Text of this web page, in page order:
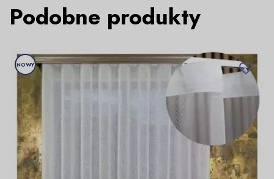
Podobne produkty
NOWY 